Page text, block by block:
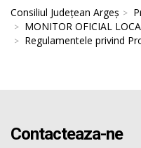
Consiliul Județean Argeș
MONITOR OFICIAL
Regulamentele privind
Contacteaza-ne